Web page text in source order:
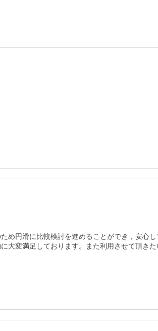
め円滑に比較検討を進めることができ，安心
大変満足しております。また利用させて頂き